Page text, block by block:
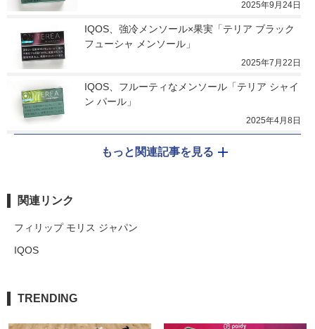
2025年9月24日
IQOS、強冷メンソール×果実「テリア ブラック
フューシャ メンソール」
2025年7月22日
IQOS、フルーティなメンソール「テリア シャイ
ン パール」
2025年4月8日
もっと関連記事を見る
関連リンク
フィリップ モリス ジャパン
IQOS
TRENDING